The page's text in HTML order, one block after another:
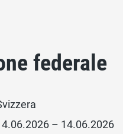
federale
– 14.06.2026